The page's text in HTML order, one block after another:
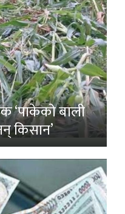
‘पाकेको बाली
किसान’